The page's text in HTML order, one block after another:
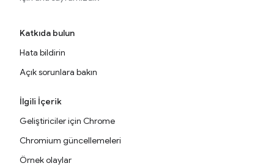
Katkıda bulun
Hata bildirin
Açık sorunlara bakın
İlgili İçerik
Geliştiriciler için Chrome
Chromium güncellemeleri
Örnek olaylar